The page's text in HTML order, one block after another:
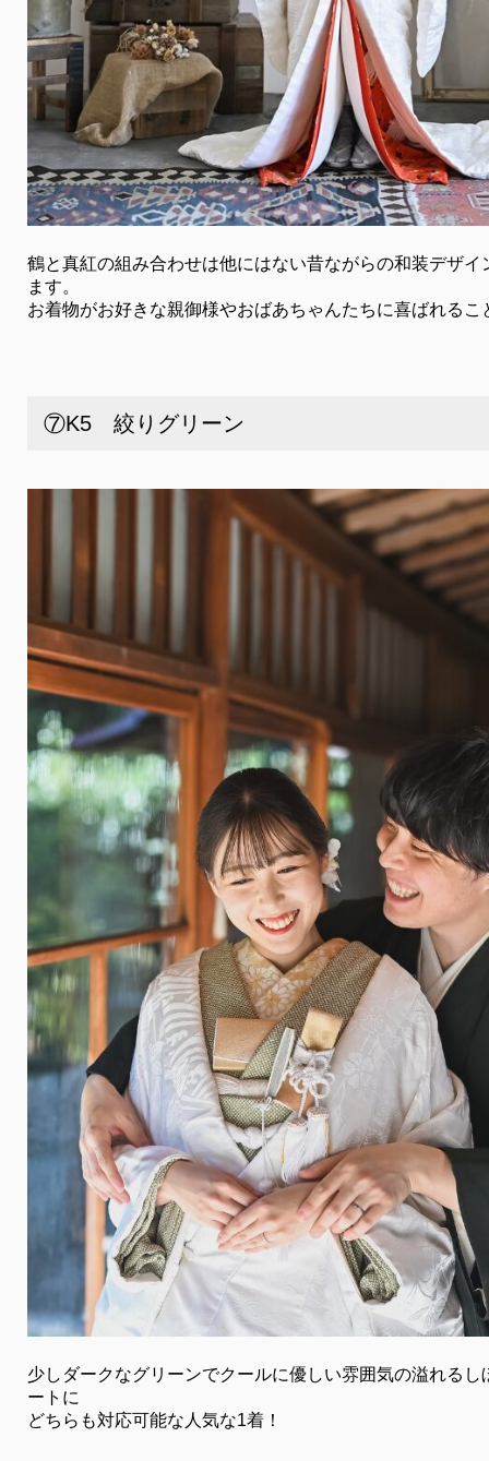
鶴と真紅の組み合わせは他にはない昔ながらの和装デザイ
ます。
お着物がお好きな親御様やおばあちゃんたちに喜ばれるこ
⑦K5 絞りグリーン
少しダークなグリーンでクールに優しい雰囲気の溢れるし
ートに
どちらも対応可能な人気な1着！